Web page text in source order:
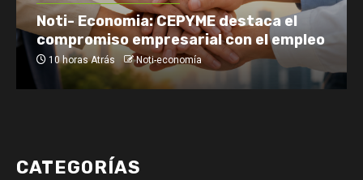
Noti- Economia: CEPYME destaca el
compromiso empresarial con el empleo
10 horas Atrás Noti-economía
CATEGORÍAS